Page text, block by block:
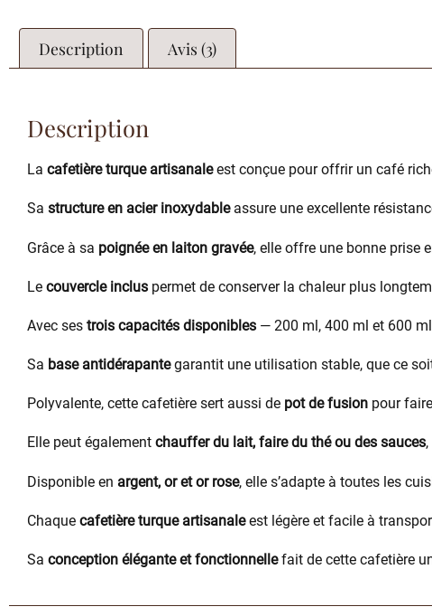
Description Avis (3)
Description
La cafetière turque artisanaleest conçue pour offrir un café
Sa structure en acier inoxydableassure une excellente
Grâce à sa poignée en laiton gravée, elle offre une bonne prise
Le couvercle inclus permet de conserver la chaleur plus
Avec ses trois capacités disponibles — 200 ml, 400 ml et 600
Sa base antidérapantegarantit une utilisation stable, que ce
Polyvalente, cette cafetière sert aussi de pot de fusion pour
Elle peut également chauffer du lait, faire du thé ou des sauces
Disponible en argent, or et or rose, elle s’adapte à toutes les
Chaque cafetière turque artisanaleest légère et facile à
Sa conception élégante et fonctionnellefait de cette cafetière